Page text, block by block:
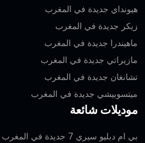
هيونداي جديدة في المغرب
زيكر جديدة في المغرب
ماهيندرا جديدة في المغرب
مازيراتي جديدة في المغرب
تشانغان جديدة في المغرب
ميتسوبيشي جديدة في المغرب
موديلات شائعة
بي ام دبليو سيري 7 جديدة في المغرب